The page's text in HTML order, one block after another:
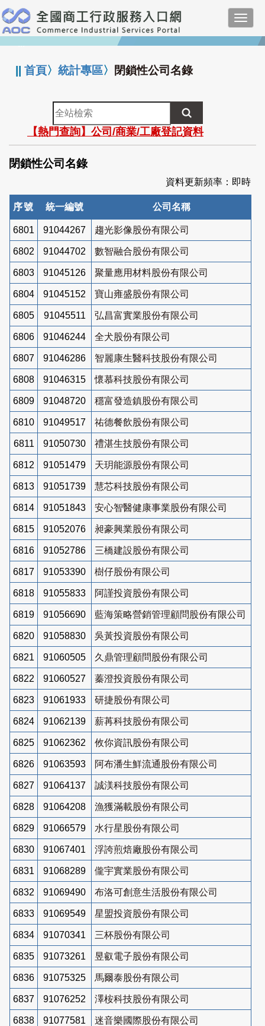
跳
到
主
要
:::
||首頁〉統計專區〉 閉鎖性公司名錄
全
站
檢
索
【熱門查詢】公司/商業/工廠登記資料
閉鎖性公司名錄
資料更新頻率：即時
序號 統一編號 公司名稱
6801 91044267 趨光影像股份有限公司
6802 91044702 數智融合股份有限公司
6803 91045126 聚量應用材料股份有限公司
6804 91045152 寶山雍盛股份有限公司
6805 91045511 弘昌富實業股份有限公司
6806 91046244 全犬股份有限公司
6807 91046286 智麗康生醫科技股份有限公司
6808 91046315 懷慕科技股份有限公司
6809 91048720 穩富發造鎮股份有限公司
6810 91049517 祐德餐飲股份有限公司
6811 91050730 禮湛生技股份有限公司
6812 91051479 天玥能源股份有限公司
6813 91051739 慧芯科技股份有限公司
6814 91051843 安心智醫健康事業股份有限公司
6815 91052076 昶豪興業股份有限公司
6816 91052786 三橋建設股份有限公司
6817 91053390 樹仔股份有限公司
6818 91055833 阿謹投資股份有限公司
6819 91056690 藍海策略營銷管理顧問股份有限公司
6820 91058830 吳黃投資股份有限公司
6821 91060505 久鼎管理顧問股份有限公司
6822 91060527 蓁澄投資股份有限公司
6823 91061933 研捷股份有限公司
6824 91062139 薪苒科技股份有限公司
6825 91062362 攸你資訊股份有限公司
6826 91063593 阿布潘生鮮流通股份有限公司
6827 91064137 誠渼科技股份有限公司
6828 91064208 漁獲滿載股份有限公司
6829 91066579 水行星股份有限公司
6830 91067401 浮誇煎焙廠股份有限公司
6831 91068289 儱宇實業股份有限公司
6832 91069490 布洛可創意生活股份有限公司
6833 91069549 星盟投資股份有限公司
6834 91070341 三杯股份有限公司
6835 91073261 昱叡電子股份有限公司
6836 91075325 馬爾泰股份有限公司
6837 91076252 澤桉科技股份有限公司
6838 91077581 迷音樂國際股份有限公司